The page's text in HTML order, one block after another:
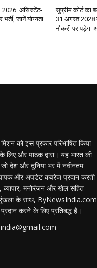
2026: असिस्टेंट-
जानें योग्यता
सुप्रीम कोर्ट का
31 अगस्त 2028
नौकरी पर पड़ेगा
को इस प्रकार परिभाषित किया
और पाठक द्वारा। यह भारत की
देश और दुनिया भर में नवीनतम
और अपडेट कवरेज प्रदान करती
व्यापार, मनोरंजन और खेल सहित
के साथ, ByNewsIndia.com
प्रदान करने के लिए प्रतिबद्ध है।